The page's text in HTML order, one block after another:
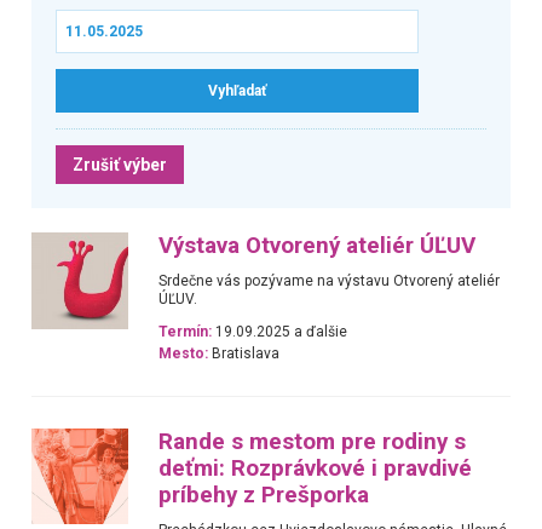
Zrušiť výber
Výstava Otvorený ateliér ÚĽUV
Srdečne vás pozývame na výstavu Otvorený ateliér
ÚĽUV.
Termín: 19.09.2025 a ďalšie
Mesto: Bratislava
Rande s mestom pre rodiny s
deťmi: Rozprávkové i pravdivé
príbehy z Prešporka